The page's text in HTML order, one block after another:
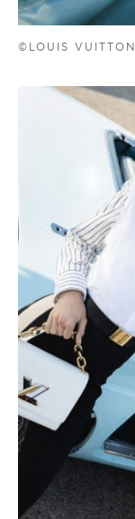
©LOUIS VUITTON